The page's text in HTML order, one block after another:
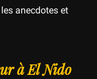
anecdotes et
à El Nido